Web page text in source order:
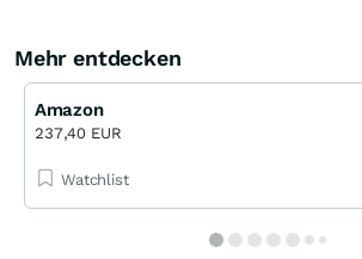
Mehr entdecken
Amazon
237,40 EUR
Watchlist